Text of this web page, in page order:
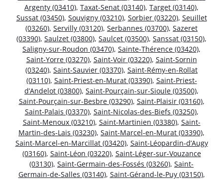
Argenty (03410), Taxat-Senat (03140), Target (03140),
Sussat (03450), Souvigny (03210), Sorbier (03220), Seuillet
(03260), Servilly (03120), Serbannes (03700), Sazeret
(03390), Saulzet (03800), Saulcet (03500), Sanssat (03150),
Saligny-sur-Roudon (03470), Sainte-Thérence (03420),
Saint-Yorre (03270), Saint-Voir (03220), Saint-Sornin
(03240), Saint-Sauvier (03370), Saint-Rémy-en-Rollat
(03110), Saint-Priest-en-Murat (03390), Saint-Priest-
d’Andelot (03800), Saint-Pourçain-sur-Sioule (03500),
Saint-Pourçain-sur-Besbre (03290), Saint-Plaisir (03160),
Saint-Palais (03370), Saint-Nicolas-des-Biefs (03250),
Saint-Menoux (03210), Saint-Martinien (03380), Saint-
Martin-des-Lais (03230), Saint-Marcel-en-Murat (03390),
Saint-Marcel-en-Marcillat (03420), Saint-Léopardin-d’Augy
(03160), Saint-Léon (03220), Saint-Léger-sur-Vouzance
(03130), Saint-Germain-des-Fossés (03260), Saint-
Germain-de-Salles (03140), Saint-Gérand-le-Puy (03150),